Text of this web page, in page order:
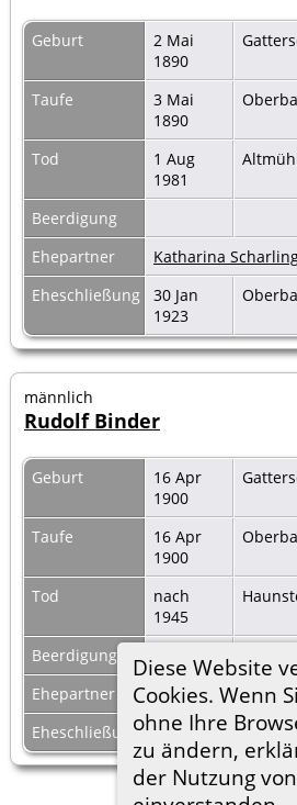
Diese Website
Cookies. Wenn
ohne Ihre
zu ändern,
der Nutzung
Geburt
2 Mai
1890
Taufe
3 Mai
1890
Tod
1 Aug
1981
Beerdigung
Ehepartner
Katharina
Eheschließung
30 Jan
1923
männlich
Rudolf Binder
Geburt
16 Apr
1900
Taufe
16 Apr
1900
Tod
nach
1945
Beerdigung
Ehepartner
n.f. N.N., (verh.
Eheschließung um 1925